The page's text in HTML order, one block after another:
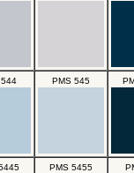
PMS 545
PMS 5455